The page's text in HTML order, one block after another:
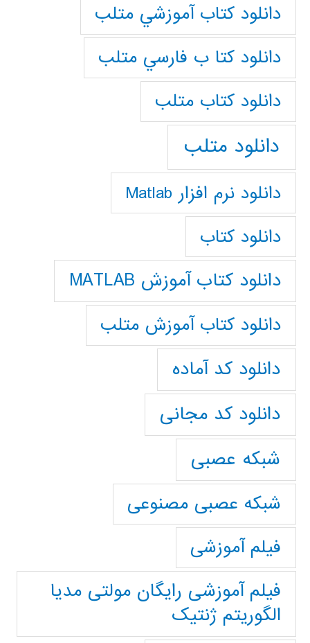
دانلود كتاب آموزشي متلب
دانلود كتا ب فارسي متلب
دانلود كتاب متلب
دانلود متلب
دانلود نرم افزار Matlab
دانلود کتاب
دانلود کتاب آموزش MATLAB
دانلود کتاب آموزش متلب
دانلود کد آماده
دانلود کد مجانی
شبکه عصبی
شبکه عصبی مصنوعی
فیلم آموزشی
فیلم آموزشی رایگان مولتی مدیا
الگوریتم ژنتیک